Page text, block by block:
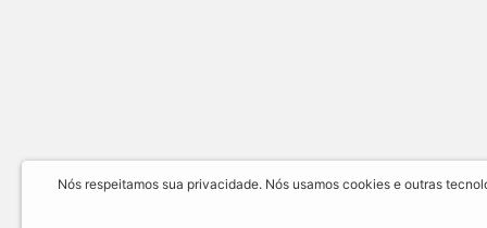
Nós respeitamos sua privacidade. Nós usamos cookies e outras